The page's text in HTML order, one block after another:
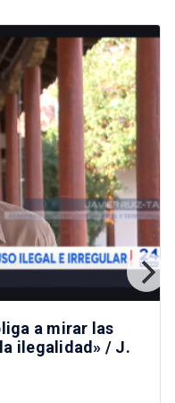
a mirar las
ilegalidad» / J.